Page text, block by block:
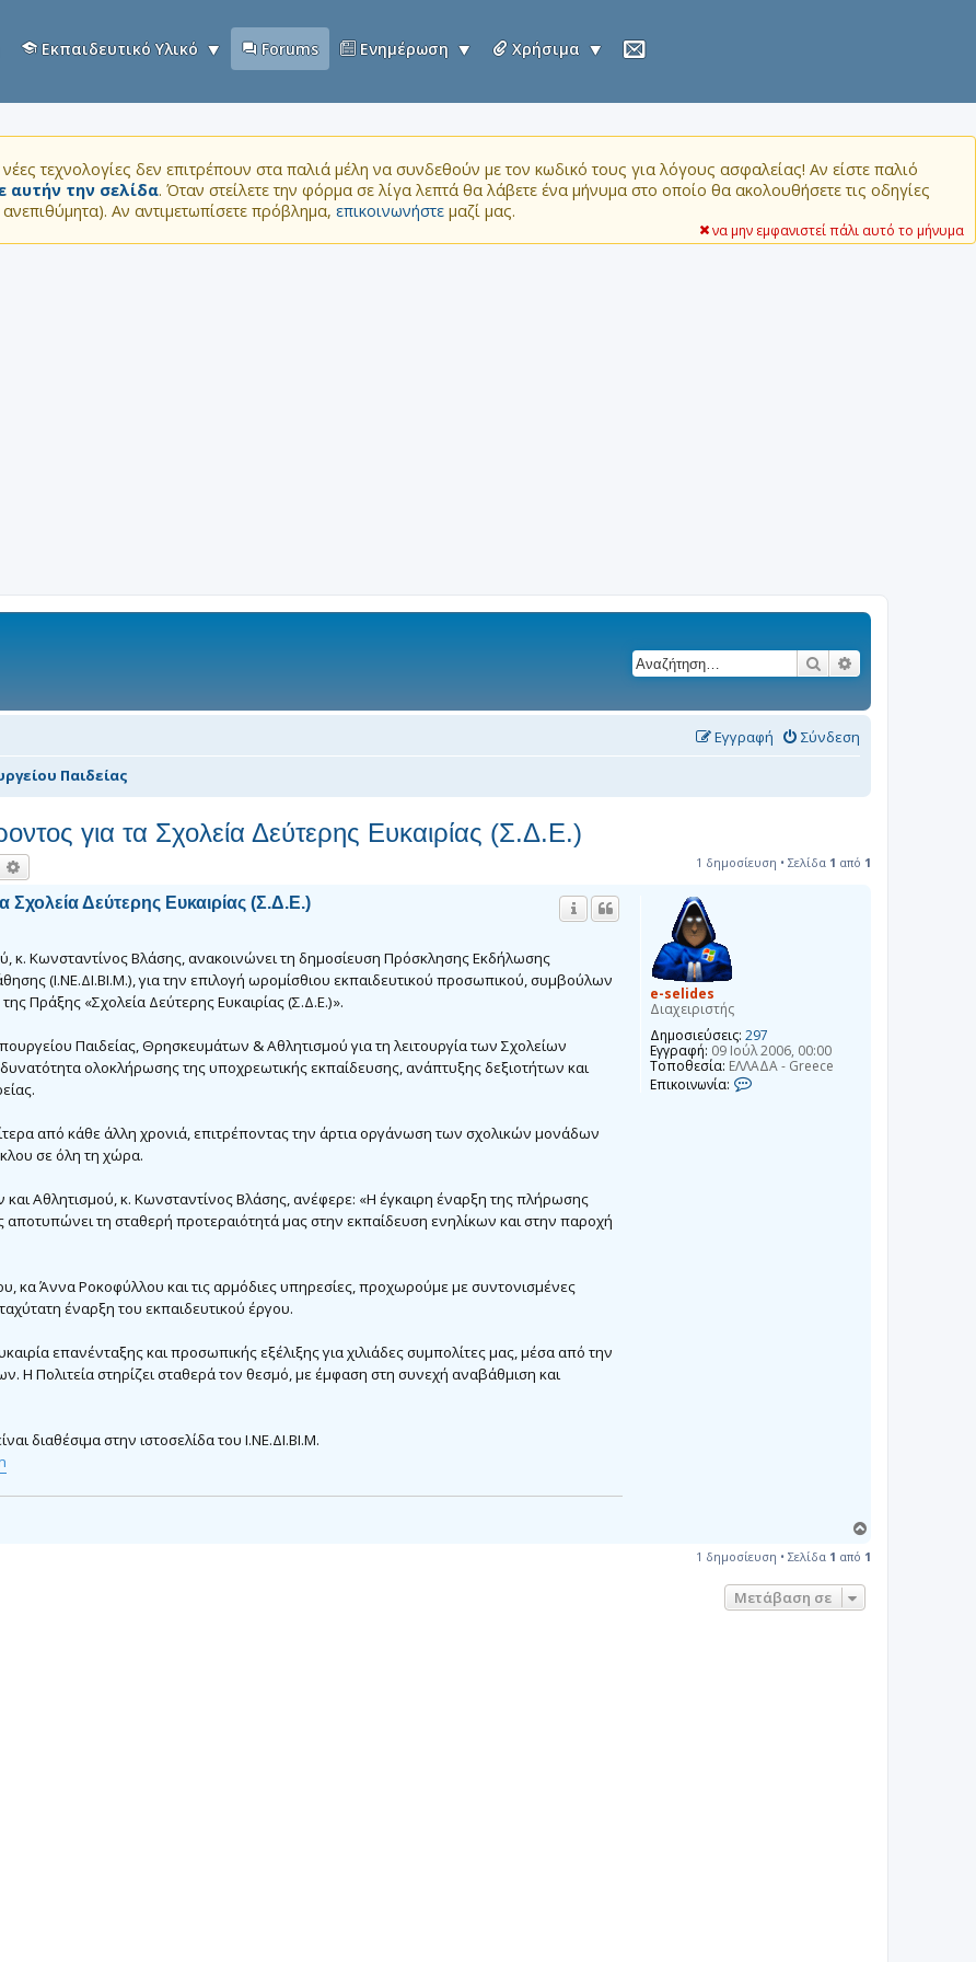
Εκπαιδευτικό Υλικό Forums Ενημέρωση Χρήσιμα
τεχνολογίες δεν επιτρέπουν στα παλιά μέλη να συνδεθούν με τον κωδικό τους για λόγους ασφαλείας! Αν είστε παλιό
αυτήν την σελίδα. Όταν στείλετε την φόρμα σε λίγα λεπτά θα λάβετε ένα μήνυμα στο οποίο θα ακολουθήσετε τις οδηγίες
Αν αντιμετωπίσετε πρόβλημα, επικοινωνήστε μαζί μας.
να μην εμφανιστεί πάλι αυτό το μήνυμα
Αναζήτηση
Σύνδεση
Εγγραφή
Παιδείας
για τα Σχολεία Δεύτερης Ευκαιρίας (Σ.Δ.Ε.)
Αναζήτηση 1 δημοσίευση • Σελίδα 1 από 1
e-selides
Διαχειριστής
Δημοσιεύσεις: 297
Εγγραφή: 09 Ιούλ 2006, 00:00
Τοποθεσία: ΕΛΛΑΔΑ - Greece
Επικοινωνία:
Δεύτερης Ευκαιρίας (Σ.Δ.Ε.)
κ. Κωνσταντίνος Βλάσης, ανακοινώνει τη δημοσίευση Πρόσκλησης Εκδήλωσης
(Ι.ΝΕ.ΔΙ.ΒΙ.Μ.), για την επιλογή ωρομίσθιου εκπαιδευτικού προσωπικού, συμβούλων
Πράξης «Σχολεία Δεύτερης Ευκαιρίας (Σ.Δ.Ε.)».
Παιδείας, Θρησκευμάτων & Αθλητισμού για τη λειτουργία των Σχολείων
ολοκλήρωσης της υποχρεωτικής εκπαίδευσης, ανάπτυξης δεξιοτήτων και
από κάθε άλλη χρονιά, επιτρέποντας την άρτια οργάνωση των σχολικών μονάδων
σε όλη τη χώρα.
Αθλητισμού, κ. Κωνσταντίνος Βλάσης, ανέφερε: «Η έγκαιρη έναρξη της πλήρωσης
τη σταθερή προτεραιότητά μας στην εκπαίδευση ενηλίκων και στην παροχή
κα Άννα Ροκοφύλλου και τις αρμόδιες υπηρεσίες, προχωρούμε με συντονισμένες
έναρξη του εκπαιδευτικού έργου.
επανένταξης και προσωπικής εξέλιξης για χιλιάδες συμπολίτες μας, μέσα από την
Πολιτεία στηρίζει σταθερά τον θεσμό, με έμφαση στη συνεχή αναβάθμιση και
διαθέσιμα στην ιστοσελίδα του Ι.ΝΕ.ΔΙ.ΒΙ.Μ.
1 δημοσίευση • Σελίδα 1 από 1
Μετάβαση σε